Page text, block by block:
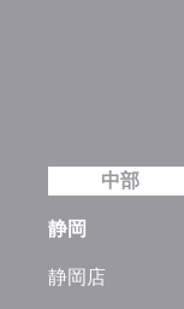
中部
静岡
静岡店